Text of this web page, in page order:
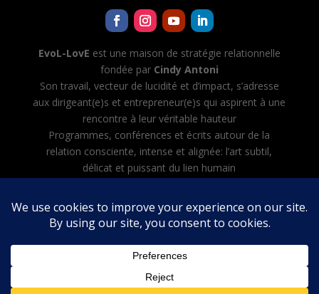
EvoL-LovE est une maison de stratégie relationnelle
fondée par Cindy Antoni
Son travail, vecteur de lucidité et d’impact, s’adresse
aux dirigeant(e)s et entrepreneur(e)s qui aspirent à une
rencontre à leur véritable hauteur
Programmes, conférences et écrits autour de la
relation consciente, intense et alignée: l’art subtil,
délicat et puissant du lien humain
toutes les tâches avec l’IA, créer et diriger son équipe
d’agents IA
CGV·Politique de confidentialité